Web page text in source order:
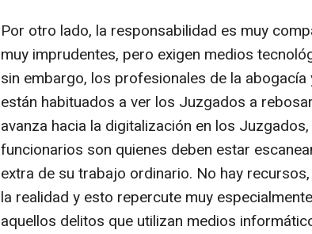
Por otro lado, la responsabilidad es muy
muy imprudentes, pero exigen medios
sin embargo, los profesionales de la
están habituados a ver los Juzgados a
avanza hacia la digitalización en los
funcionarios son quienes deben estar
extra de su trabajo ordinario. No hay
la realidad y esto repercute muy
aquellos delitos que utilizan medios